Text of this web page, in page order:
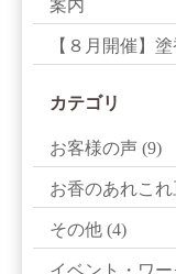
案内
【８月開催】
カテゴリ
お客様の声 (9)
お香のあれこ
その他 (4)
イベント・ワ